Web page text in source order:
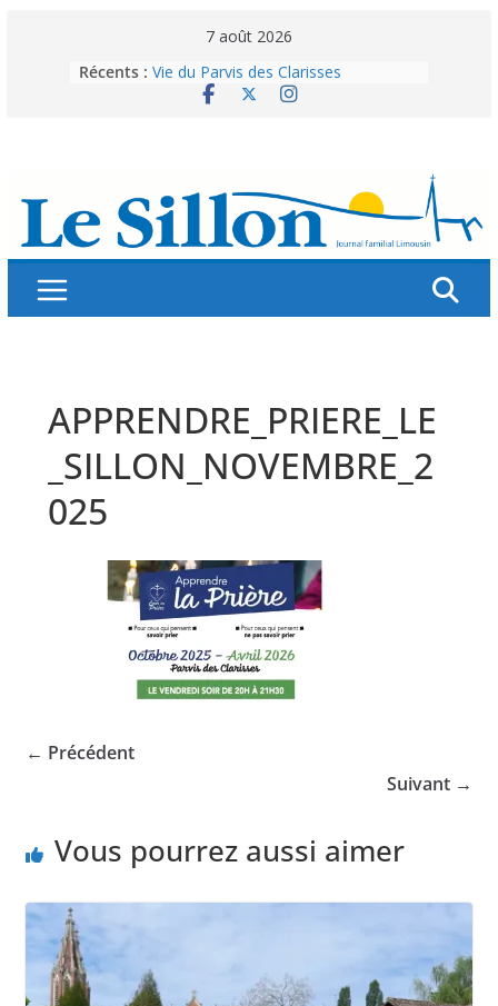
7 août 2026
Récents : Vie du Parvis des Clarisses
La brochure « Des vacances
Splendeurs murales de nos églises
Abonnez-vous ! Réabonnez-vous !
APPRENDRE_PRIERE_LE
_SILLON_NOVEMBRE_2
025
← Précédent
Suivant →
Vous pourrez aussi aimer